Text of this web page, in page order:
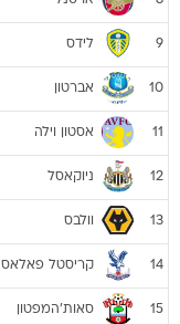
9 לידס
10 אברטון
11 אסטון וילה
12 ניוקאסל
13 וולבס
14 קריסטל פאלאס
15 סאות'המפטון